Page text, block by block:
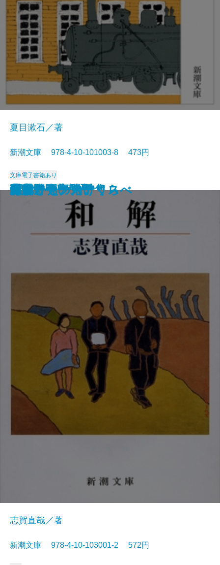
猟銃・闘牛
ヴェルレーヌ詩集
草枕
斜陽
高村光太郎詩集
歌行燈・高野聖
土
真実一路
老妓抄
坊っちゃん
夏目漱石／著
新潮文庫 978-4-10-101003-8 473円
文庫電子書籍あり
和解
志賀直哉／著
新潮文庫 978-4-10-103001-2 572円
ヰタ・セクスアリス
出家とその弟子
にごりえ・たけくらべ
武蔵野
白痴
青年
雁
それから
門